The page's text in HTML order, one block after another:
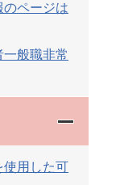
ページは
般職非常
使用した可